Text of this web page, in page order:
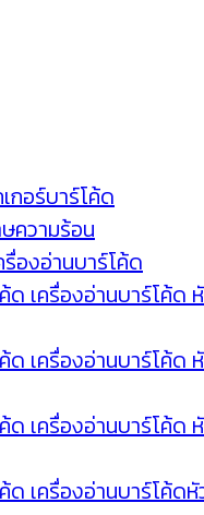
กอร์บาร์โค้ด
ความร้อน
องอ่านบาร์โค้ด
ด เครื่องอ่านบาร์โค้ด
ด เครื่องอ่านบาร์โค้ด
ด เครื่องอ่านบาร์โค้ด
ด เครื่องอ่านบาร์โค้ด